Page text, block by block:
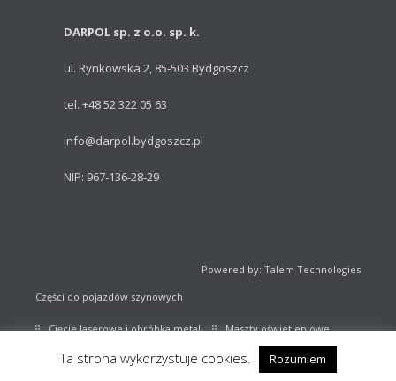
DARPOL sp. z o.o. sp. k.
ul. Rynkowska 2, 85-503 Bydgoszcz
tel. +48 52 322 05 63
info@darpol.bydgoszcz.pl
NIP: 967-136-28-29
Powered by: Talem Technologies
Części do pojazdów szynowych
Cięcie laserowe i obróbka metali Maszty oświetleniowe
Sprzęt sportowy Katalog części kolejowych
Ta strona wykorzystuje cookies. Rozumiem